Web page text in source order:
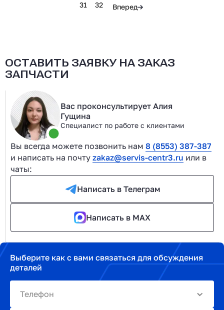
31 32 Вперед
ОСТАВИТЬ ЗАЯВКУ НА ЗАКАЗ
ЗАПЧАСТИ
Вас проконсультирует Алия
Гущина
Специалист по работе с клиентами
Вы всегда можете позвонить нам 8 (8553) 387-387
и написать на почту zakaz@servis-centr3.ru или в
чаты:
Написать в Телеграм
Написать в MAX
Выберите как с вами связаться для обсуждения
деталей
Телефон